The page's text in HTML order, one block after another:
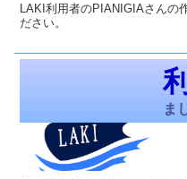
LAKI利用者のPIANIGIAさんの
ださい。
利
ま